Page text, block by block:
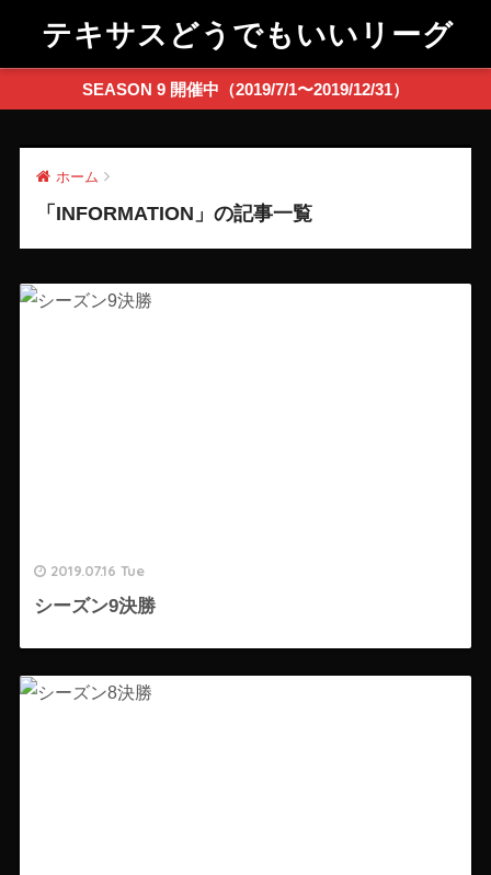
テキサスどうでもいいリーグ
SEASON 9 開催中（2019/7/1〜2019/12/31）
ホーム
「INFORMATION」の記事一覧
2019.07.16 Tue
シーズン9決勝